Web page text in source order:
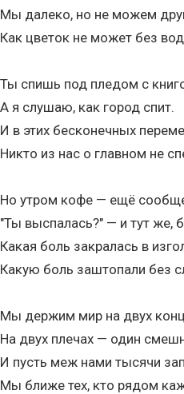
Мы далеко, но не можем
Как цветок не может без
Ты спишь под пледом с
А я слушаю, как город спит.
И в этих бесконечных
Никто из нас о главном не
Но утром кофе — ещё
"Ты выспалась?" — и тут же,
Какая боль закралась в
Какую боль заштопали без
Мы держим мир на двух
На двух плечах — один
И пусть меж нами тысячи
Мы ближе тех, кто рядом